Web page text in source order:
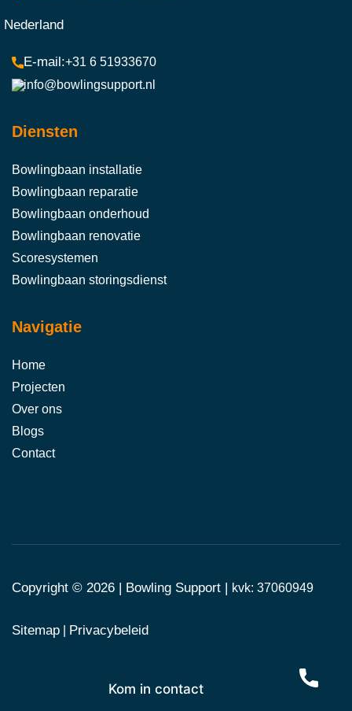
Kom in contact
Nederland
+31 6 51933670
info@bowlingsupport.nl
Diensten
Bowlingbaan installatie
Bowlingbaan reparatie
Bowlingbaan onderhoud
Bowlingbaan renovatie
Scoresystemen
Bowlingbaan storingsdienst
Navigatie
Home
Projecten
Over ons
Blogs
Contact
Copyright © 2026 | Bowling Support | kvk: 37060949
Sitemap Privacybeleid